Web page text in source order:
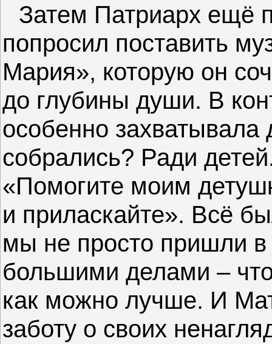
Затем Патриарх ещё
попросил поставить
Мария», которую он
до глубины души. В
особенно
собрались? Ради
«Помогите моим
и приласкайте». Всё
мы не просто пришли
большими делами –
как можно лучше. И
заботу о своих